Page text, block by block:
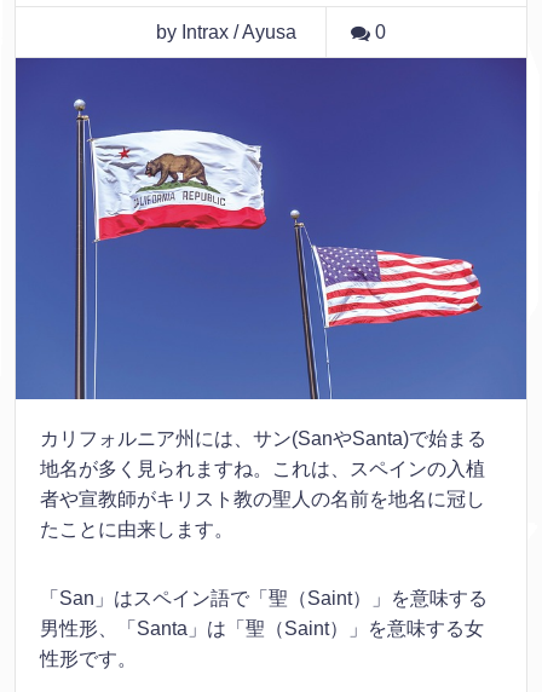
by Intrax / Ayusa 0
カリフォルニア州には、サン(SanやSanta)で始まる
地名が多く見られますね。これは、スペインの入植
者や宣教師がキリスト教の聖人の名前を地名に冠し
たことに由来します。
「San」はスペイン語で「聖（Saint）」を意味する
男性形、「Santa」は「聖（Saint）」を意味する女
性形です。